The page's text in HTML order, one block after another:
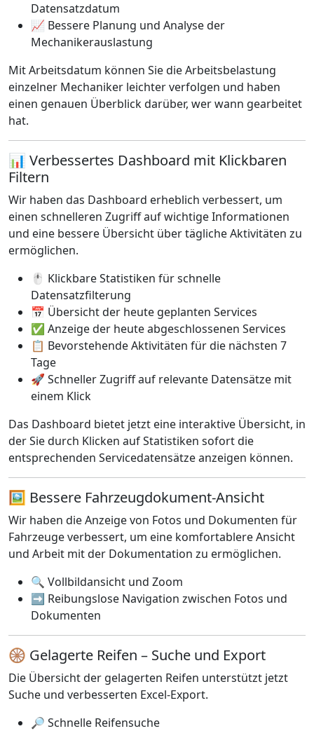
Datensatzdatum
📈 Bessere Planung und Analyse der
Mechanikerauslastung
Mit Arbeitsdatum können Sie die Arbeitsbelastung
einzelner Mechaniker leichter verfolgen und haben
einen genauen Überblick darüber, wer wann gearbeitet
hat.
📊 Verbessertes Dashboard mit Klickbaren
Filtern
Wir haben das Dashboard erheblich verbessert, um
einen schnelleren Zugriff auf wichtige Informationen
und eine bessere Übersicht über tägliche Aktivitäten zu
ermöglichen.
🖱️ Klickbare Statistiken für schnelle
Datensatzfilterung
📅 Übersicht der heute geplanten Services
✅ Anzeige der heute abgeschlossenen Services
📋 Bevorstehende Aktivitäten für die nächsten 7
Tage
🚀 Schneller Zugriff auf relevante Datensätze mit
einem Klick
Das Dashboard bietet jetzt eine interaktive Übersicht, in
der Sie durch Klicken auf Statistiken sofort die
entsprechenden Servicedatensätze anzeigen können.
🖼️ Bessere Fahrzeugdokument-Ansicht
Wir haben die Anzeige von Fotos und Dokumenten für
Fahrzeuge verbessert, um eine komfortablere Ansicht
und Arbeit mit der Dokumentation zu ermöglichen.
🔍 Vollbildansicht und Zoom
➡️ Reibungslose Navigation zwischen Fotos und
Dokumenten
🛞 Gelagerte Reifen – Suche und Export
Die Übersicht der gelagerten Reifen unterstützt jetzt
Suche und verbesserten Excel-Export.
🔎 Schnelle Reifensuche